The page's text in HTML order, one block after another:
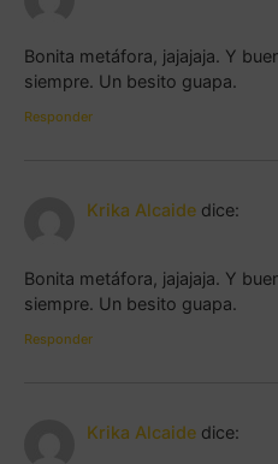
Bonita metáfora, jajajaja. Y
siempre. Un besito guapa.
Responder
Krika Alcaide dice:
Bonita metáfora, jajajaja. Y
siempre. Un besito guapa.
Responder
Krika Alcaide dice: